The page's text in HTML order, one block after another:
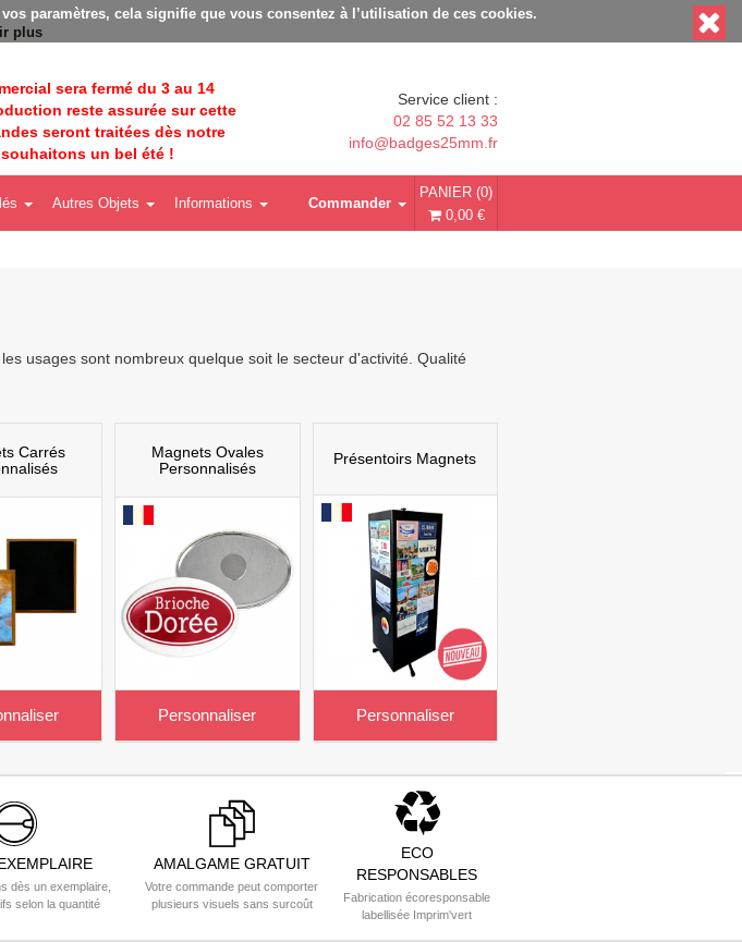
- Fabrication Française éco-responsable - Délais rapides - Sans minimum de commande
paramètres, cela signifie que vous consentez à l’utilisation de ces cookies.
plus
sera fermé du 3 au 14
reste assurée sur cette
seront traitées dès notre
un bel été !
Service client :
02 85 52 13 33
info@badges25mm.fr
Autres Objets Informations
PANIER (0)
0,00 €
Commander
usages sont nombreux quelque soit le secteur d'activité. Qualité
Carrés
Magnets Ovales
Personnalisés
Personnaliser
Présentoirs Magnets
Personnaliser
dès un exemplaire,
selon la quantité
AMALGAME GRATUIT
Votre commande peut comporter
plusieurs visuels sans surcoût
ECO
RESPONSABLES
Fabrication écoresponsable
labellisée Imprim'vert